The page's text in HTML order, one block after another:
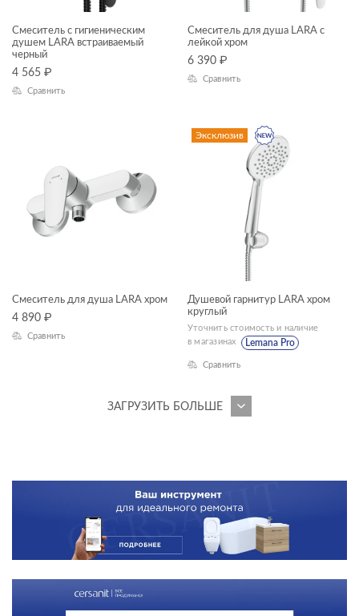
Смеситель с гигиеническим
душем LARA встраиваемый
черный
4 565 ₽
Сравнить
Смеситель для душа LARA с
лейкой хром
6 390 ₽
Сравнить
Смеситель для душа LARA хром
4 890 ₽
Сравнить
Эксклюзив
Душевой гарнитур LARA хром
круглый
Уточнить стоимость и наличие
в магазинах
Lemana Pro
Сравнить
ЗАГРУЗИТЬ БОЛЬШЕ